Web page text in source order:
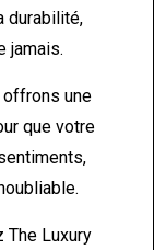
durabilité,
jamais.
une
que votre
The Luxury